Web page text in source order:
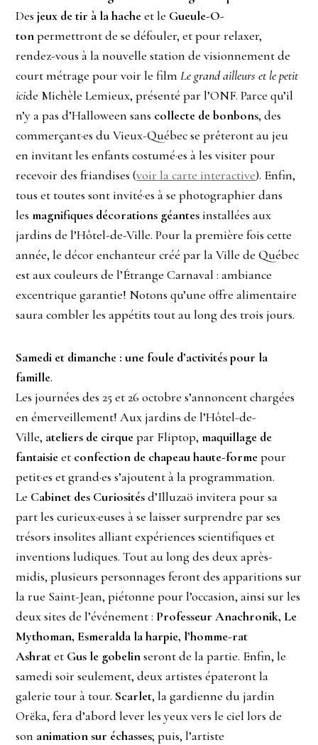
Desjeux de tir à la hacheet le Gueule-O-
tonpermettront de se défouler, et pour relaxer,
rendez-vous à la nouvelle station de visionnement de
court métrage pour voir le filmLe grand ailleurs et le petit
icide Michèle Lemieux, présenté par l’ONF. Parce qu’il
n’y a pas d’Halloween sans collecte de bonbons, des
commerçant·es du Vieux-Québec se prêteront au jeu
en invitant les enfants costumé·es à les visiter pour
recevoir des friandises (voir la carte interactive). Enfin,
tous et toutes sont invité·es à se photographier dans
lesmagnifiques décorations géantes installées aux
jardins de l’Hôtel-de-Ville. Pour la première fois cette
année, le décor enchanteur créé par la Ville de Québec
est aux couleurs de l’Étrange Carnaval : ambiance
excentrique garantie! Notons qu’une offre alimentaire
saura combler les appétits tout au long des trois jours.
Samedi et dimanche : une foule d’activités pour la
famille.
Les journées des 25 et 26 octobre s’annoncent chargées
en émerveillement! Aux jardins de l’Hôtel-de-
Ville, ateliers de cirquepar Fliptop,maquillage de
fantaisieet confection de chapeau haute-formepour
petit·es et grand·es s’ajoutent à la programmation.
Le Cabinet des Curiositésd’Illuzaö invitera pour sa
part les curieux·euses à se laisser surprendre par ses
trésors insolites alliant expériences scientifiques et
inventions ludiques. Tout au long des deux après-
midis, plusieurs personnages feront des apparitions sur
la rue Saint-Jean, piétonne pour l’occasion, ainsi sur les
deux sites de l’événement : Professeur Anachronik, Le
Mythoman, Esmeralda la harpie, l’homme-rat
Ashratet Gus le gobelinseront de la partie. Enfin, le
samedi soir seulement, deux artistes épateront la
galerie tour à tour. Scarlet, la gardienne du jardin
Orëka, fera d’abord lever les yeux vers le ciel lors de
son animation sur échasses; puis, l’artiste